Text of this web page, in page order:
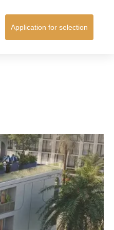
Application for selection